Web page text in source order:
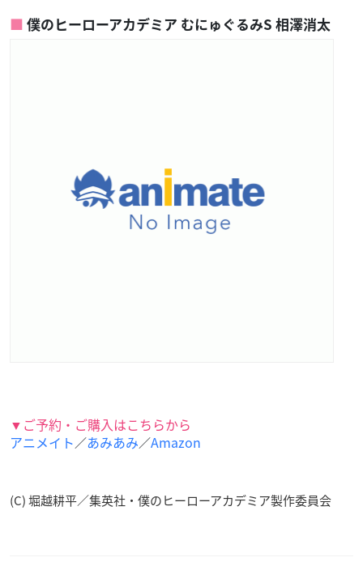
僕のヒーローアカデミア むにゅぐるみS 相澤消太
▼ご予約・ご購入はこちらから
アニメイト／あみあみ／Amazon
(C) 堀越耕平／集英社・僕のヒーローアカデミア製作委員会